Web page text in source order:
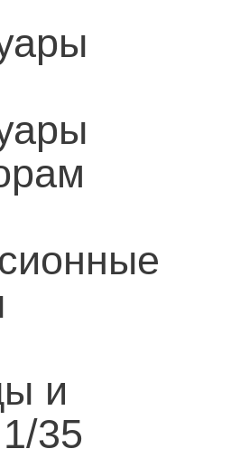
и
35